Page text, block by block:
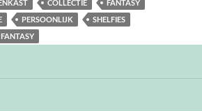
COLLECTIE
FANTASY
PERSOONLIJK
SHELFIES